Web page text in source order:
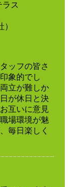
ス
ッフの皆さ
象的でし
立が難しか
が休日と決
互いに意見
場環境が魅
毎日楽しく